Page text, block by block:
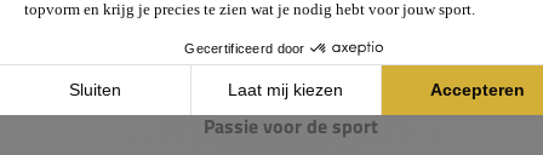
Passie voor de sport